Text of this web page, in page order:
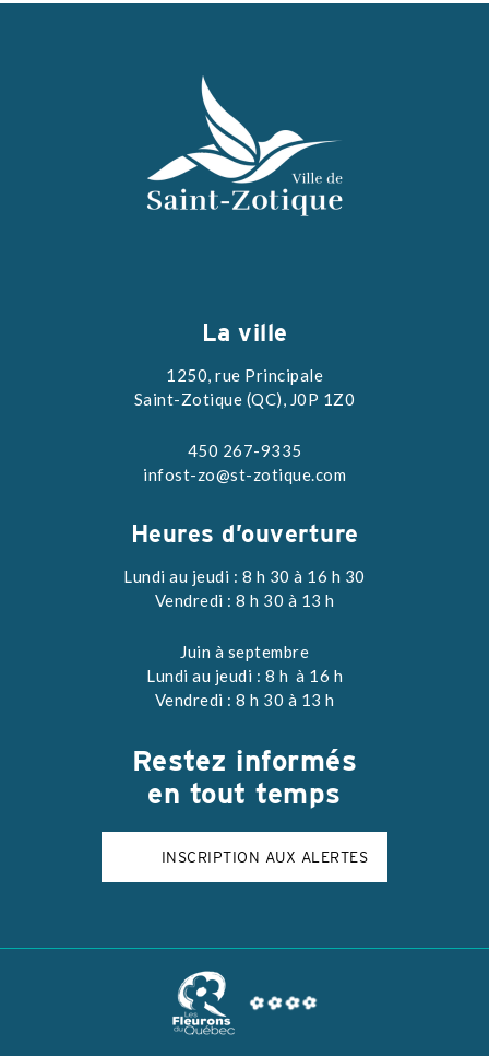
La ville
1250, rue Principale
Saint-Zotique (QC), J0P 1Z0
450 267-9335
infost-zo@st-zotique.com
Heures d’ouverture
Lundi au jeudi : 8 h 30 à 16 h 30
Vendredi : 8 h 30 à 13 h
Juin à septembre
Lundi au jeudi : 8 h à 16 h
Vendredi : 8 h 30 à 13 h
Restez informés
en tout temps
INSCRIPTION AUX ALERTES